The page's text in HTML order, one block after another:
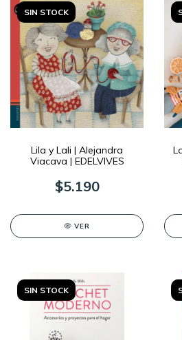
SIN STOCK
Lila y Lali | Alejandra
Viacava | EDELVIVES
$5.190
VER
SIN STOCK